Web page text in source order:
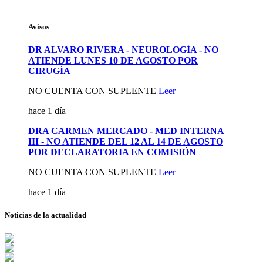
Avisos
DR ALVARO RIVERA - NEUROLOGÍA - NO
ATIENDE LUNES 10 DE AGOSTO POR
CIRUGÍA
NO CUENTA CON SUPLENTE Leer
hace 1 día
DRA CARMEN MERCADO - MED INTERNA
III - NO ATIENDE DEL 12 AL 14 DE AGOSTO
POR DECLARATORIA EN COMISIÓN
NO CUENTA CON SUPLENTE Leer
hace 1 día
Noticias de la actualidad